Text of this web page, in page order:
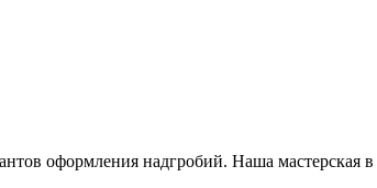
оформления надгробий. Наша мастерская в